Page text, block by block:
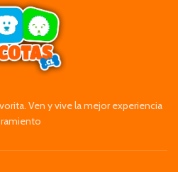
Ven y vive la mejor experiencia